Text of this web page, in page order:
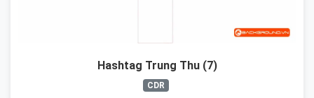
Hashtag Trung Thu (7)
CDR